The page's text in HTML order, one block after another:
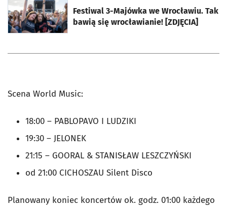
Festiwal 3-Majówka we Wrocławiu. Tak
bawią się wrocławianie! [ZDJĘCIA]
Scena World Music:
18:00 – PABLOPAVO I LUDZIKI
19:30 – JELONEK
21:15 – GOORAL & STANISŁAW LESZCZYŃSKI
od 21:00 CICHOSZAU Silent Disco
Planowany koniec koncertów ok. godz. 01:00 każdego